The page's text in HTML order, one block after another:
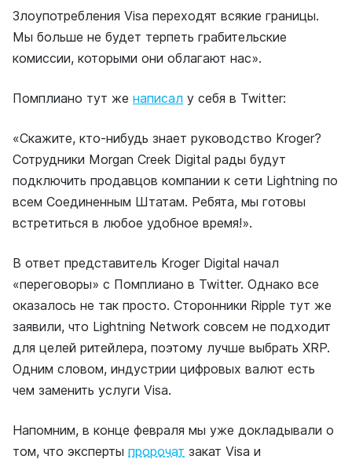
Злоупотребления Visa переходят всякие границы.
Мы больше не будет терпеть грабительские
комиссии, которыми они облагают нас».
Помплиано тут же написал у себя в Twitter:
«Скажите, кто-нибудь знает руководство Kroger?
Сотрудники Morgan Creek Digital рады будут
подключить продавцов компании к сети Lightning по
всем Соединенным Штатам. Ребята, мы готовы
встретиться в любое удобное время!».
В ответ представитель Kroger Digital начал
«переговоры» с Помплиано в Twitter. Однако все
оказалось не так просто. Сторонники Ripple тут же
заявили, что Lightning Network совсем не подходит
для целей ритейлера, поэтому лучше выбрать XRP.
Одним словом, индустрии цифровых валют есть
чем заменить услуги Visa.
Напомним, в конце февраля мы уже докладывали о
том, что эксперты пророчат закат Visa и